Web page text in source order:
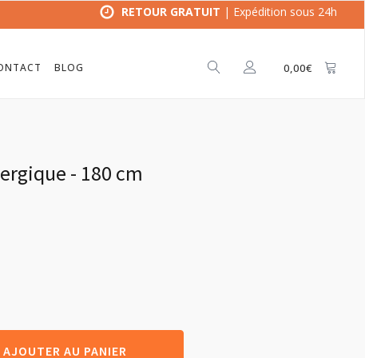
RETOUR GRATUIT | Expédition sous 24h
BLOG 0,00€
- 180 cm
AJOUTER AU PANIER